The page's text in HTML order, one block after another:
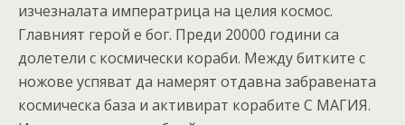
изчезналата императрица на целия космос.
Главният герой е бог. Преди 20000 години са
долетели с космически кораби. Между битките с
ножове успяват да намерят отдавна забравената
космическа база и активират корабите С МАГИЯ.